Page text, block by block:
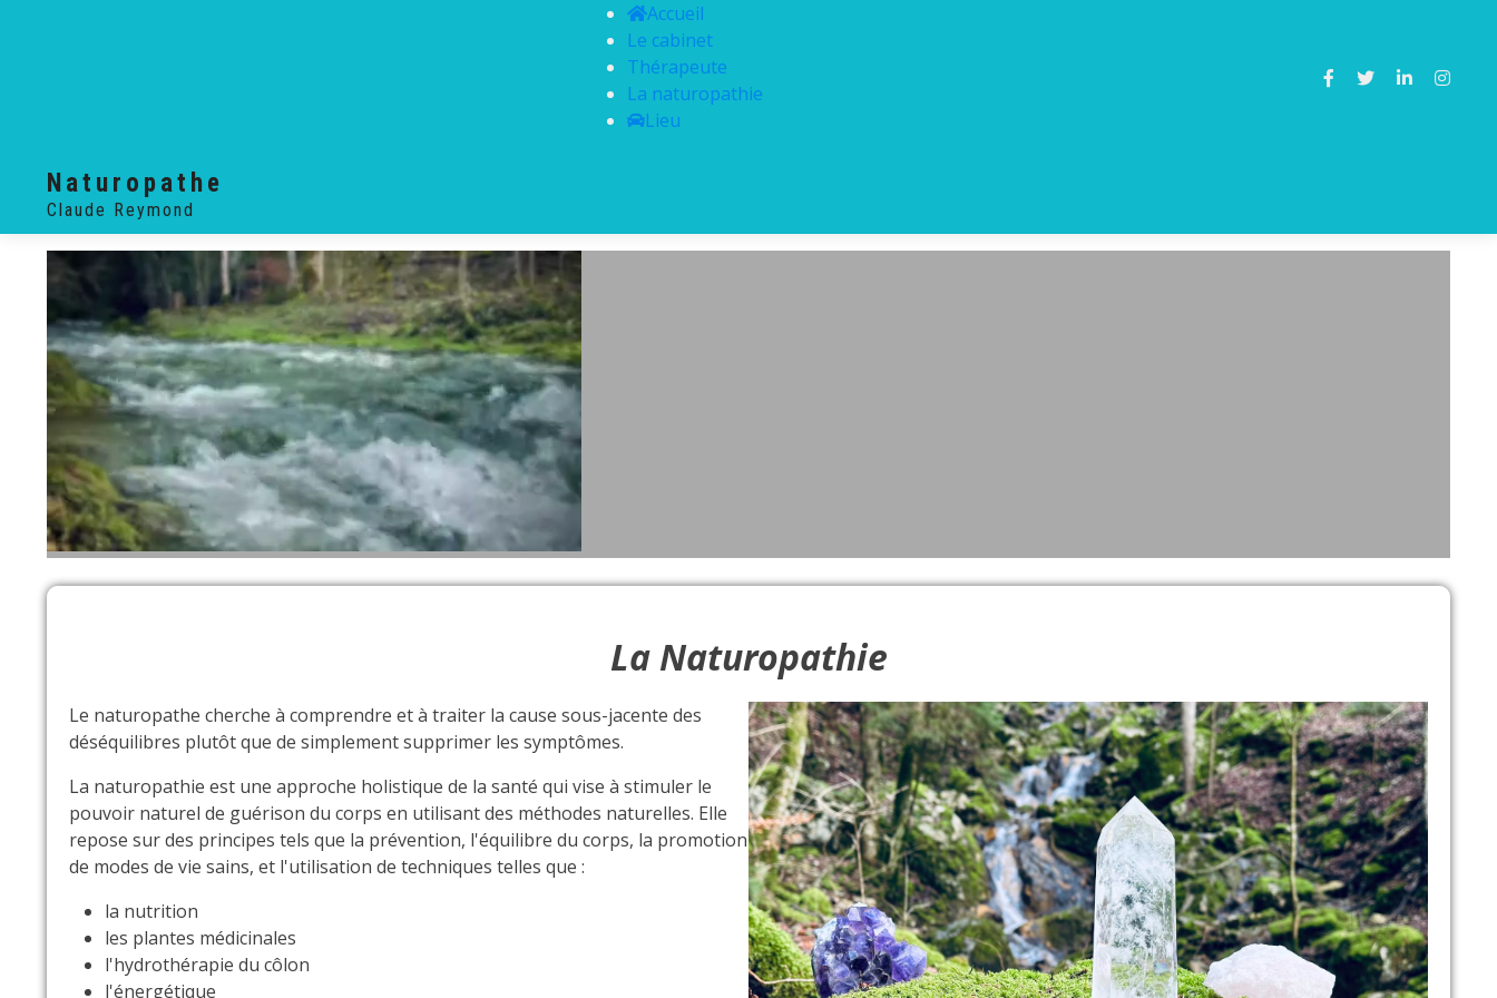
Accueil
Le cabinet
Thérapeute
La naturopathie
Lieu
Naturopathe
Claude Reymond
La Naturopathie
Le naturopathe cherche à comprendre et à traiter la cause sous-jacente des
déséquilibres plutôt que de simplement supprimer les symptômes.
La naturopathie est une approche holistique de la santé qui vise à stimuler le
pouvoir naturel de guérison du corps en utilisant des méthodes naturelles. Elle
repose sur des principes tels que la prévention, l'équilibre du corps, la promotion
de modes de vie sains, et l'utilisation de techniques telles que :
la nutrition
les plantes médicinales
l'hydrothérapie du côlon
l'énergétique